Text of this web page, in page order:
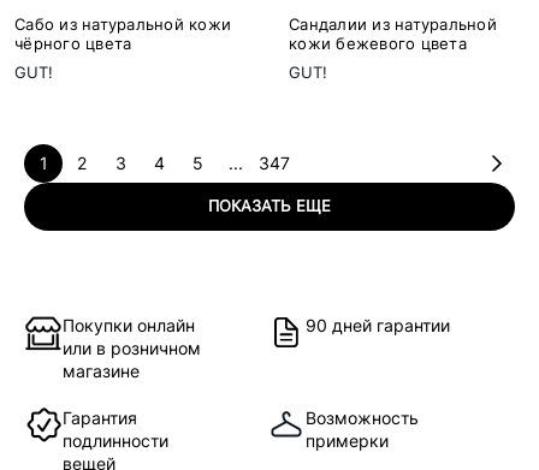
Сабо из натуральной кожи
чёрного цвета
GUT!
Сандалии из натуральной
кожи бежевого цвета
GUT!
1 2 3 4 5 ... 347
ПОКАЗАТЬ ЕЩЕ
Покупки онлайн
или в розничном
магазине
90 дней гарантии
Гарантия
подлинности
вещей
Возможность
примерки